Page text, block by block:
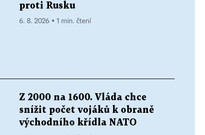
proti Rusku
6. 8. 2026 ▪ 1 min. čtení
Z 2000 na 1600. Vláda chce
snížit počet vojáků k obraně
východního křídla NATO